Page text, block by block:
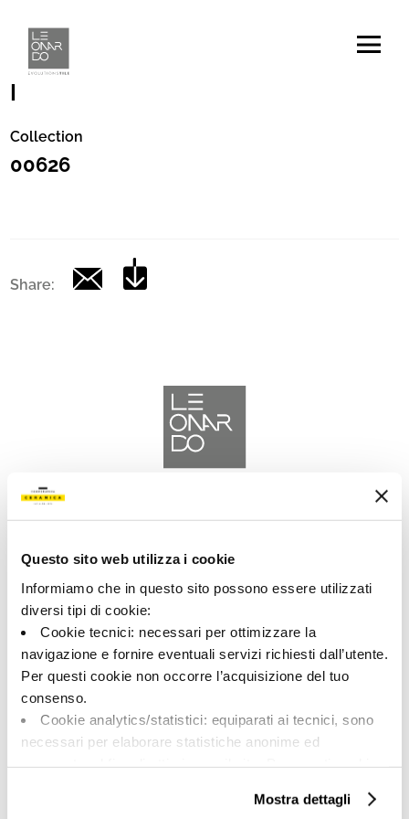
Questo sito web utilizza i cookie
Informiamo che in questo sito possono essere utilizzati
diversi tipi di cookie:
Cookie tecnici: necessari per ottimizzare la
navigazione e fornire eventuali servizi richiesti dall’utente.
Per questi cookie non occorre l’acquisizione del tuo
consenso.
Cookie analytics/statistici: equiparati ai tecnici, sono
necessari per elaborare statistiche anonime ed
Cookie di profilazione/marketing: sono utilizzati, solo
Mostra dettagli
Codice
|
Collection
00626
Share:
LEONARDO